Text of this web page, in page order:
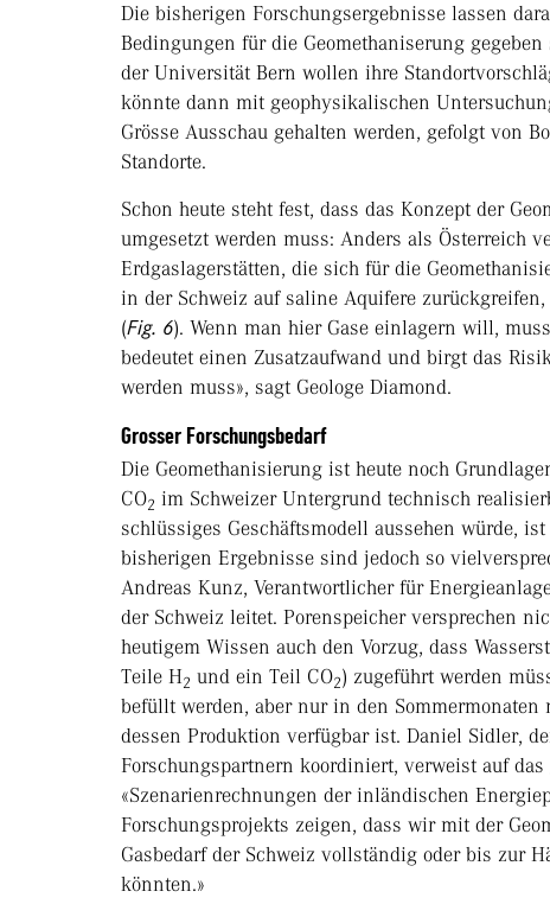
Die bisherigen Forschungsergebnisse lassen
Bedingungen für die Geomethaniserung
der Universität Bern wollen ihre
könnte dann mit geophysikalischen
Grösse Ausschau gehalten werden, gefolgt von
Standorte.
Schon heute steht fest, dass das Konzept der
umgesetzt werden muss: Anders als Österreich
Erdgaslagerstätten, die sich für die
in der Schweiz auf saline Aquifere
(Fig. 6). Wenn man hier Gase einlagern will,
bedeutet einen Zusatzaufwand und birgt das
werden muss», sagt Geologe Diamond.
Grosser Forschungsbedarf
Die Geomethanisierung ist heute noch
CO2 im Schweizer Untergrund technisch
schlüssiges Geschäftsmodell aussehen würde,
bisherigen Ergebnisse sind jedoch so
Andreas Kunz, Verantwortlicher für
der Schweiz leitet. Porenspeicher versprechen
heutigem Wissen auch den Vorzug, dass
Teile H2 und ein Teil CO2) zugeführt werden
befüllt werden, aber nur in den
dessen Produktion verfügbar ist. Daniel Sidler,
Forschungspartnern koordiniert, verweist auf
«Szenarienrechnungen der inländischen
Forschungsprojekts zeigen, dass wir mit der
Gasbedarf der Schweiz vollständig oder bis zur
könnten.»